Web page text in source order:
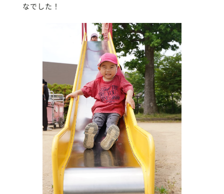
なでした！